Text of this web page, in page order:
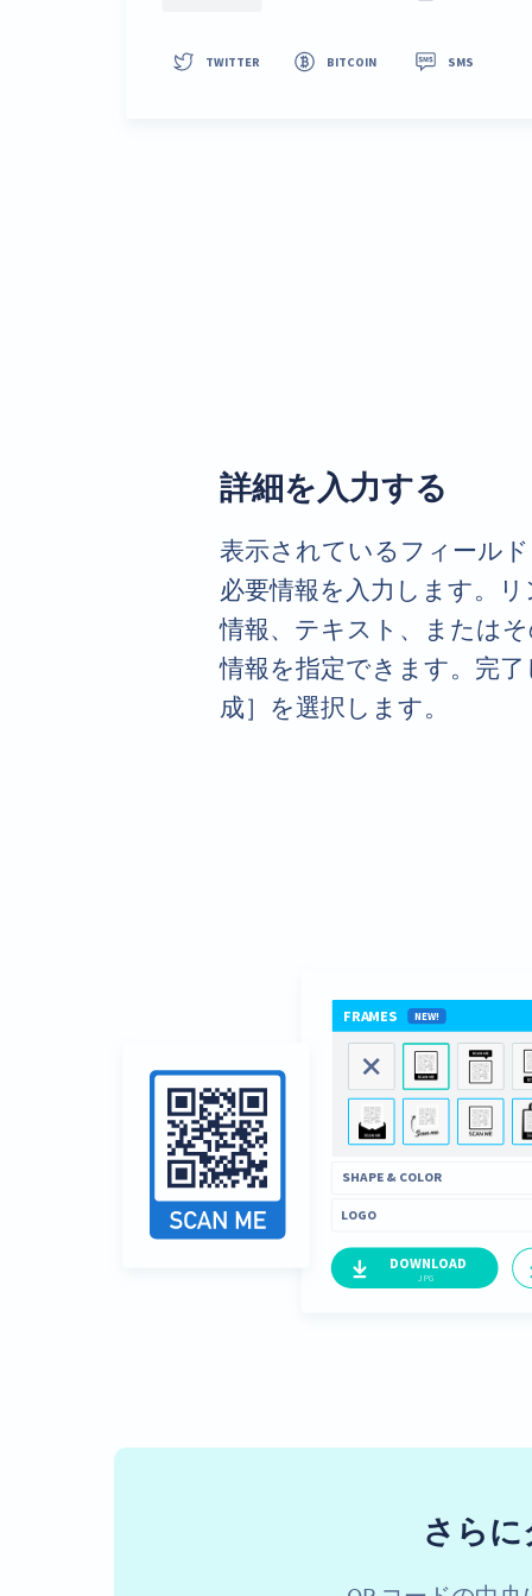
詳細を入力する
表示されているフィール
必要情報を入力します。
情報、テキスト、または
情報を指定できます。完
成］を選択します。
さら